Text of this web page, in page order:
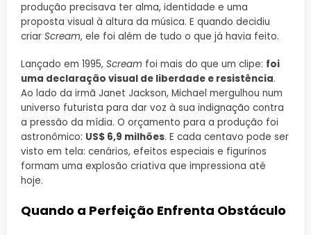
produção precisava ter alma, identidade e uma
proposta visual à altura da música. E quando decidiu
criar Scream, ele foi além de tudo o que já havia feito.
Lançado em 1995, Scream foi mais do que um clipe: foi
uma declaração visual de liberdade e resistência.
Ao lado da irmã Janet Jackson, Michael mergulhou num
universo futurista para dar voz à sua indignação contra
a pressão da mídia. O orçamento para a produção foi
astronômico: US$ 6,9 milhões. E cada centavo pode ser
visto em tela: cenários, efeitos especiais e figurinos
formam uma explosão criativa que impressiona até
hoje.
Quando a Perfeição Enfrenta Obstáculo